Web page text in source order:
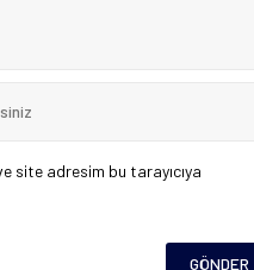
site adresim bu tarayıcıya